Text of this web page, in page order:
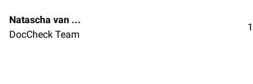
Natascha van den Höfel
DocCheck Team
1